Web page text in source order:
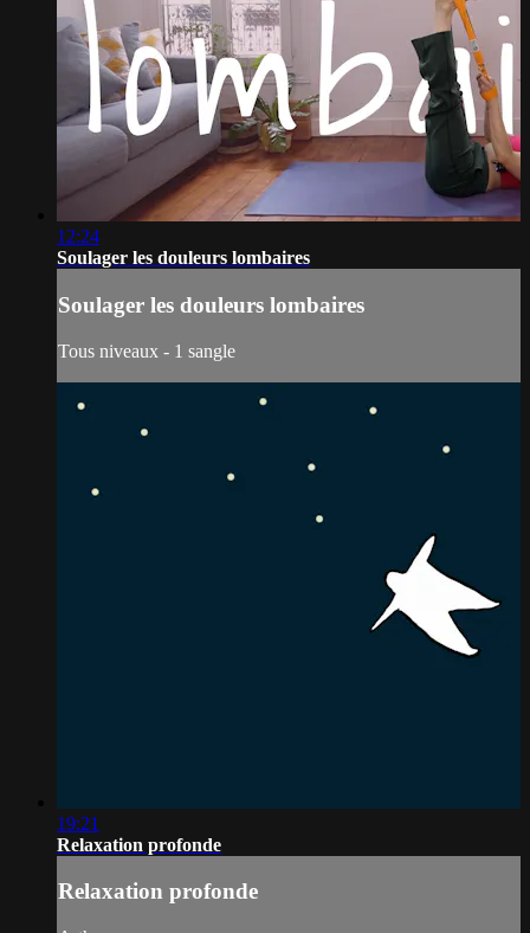
12:24
Soulager les douleurs lombaires
Soulager les douleurs lombaires
Tous niveaux - 1 sangle
19:21
Relaxation profonde
Relaxation profonde